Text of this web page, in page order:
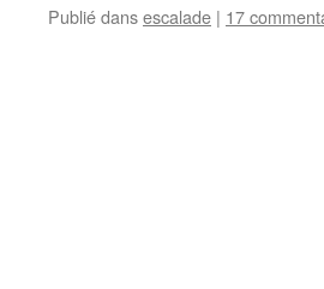
Publié dansescalade | 17